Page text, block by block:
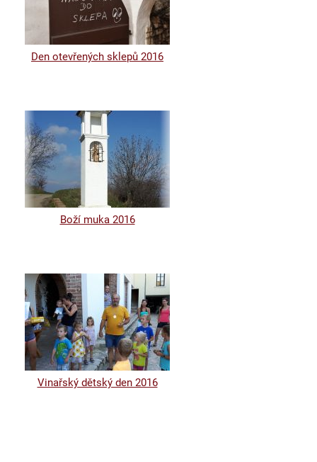
Den otevřených sklepů 2016
Boží muka 2016
Vinařský dětský den 2016